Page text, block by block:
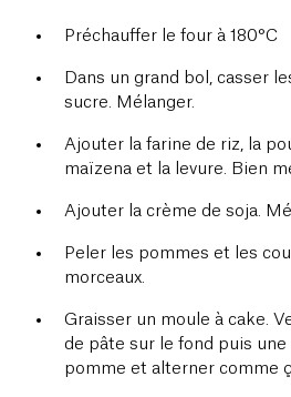
Préchauffer le four à 180°C
Dans un grand bol, casser
sucre. Mélanger.
Ajouter la farine de riz, la
maïzena et la levure. Bien
Ajouter la crème de soja.
Peler les pommes et les
morceaux.
Graisser un moule à cake.
de pâte sur le fond puis une
pomme et alterner comme